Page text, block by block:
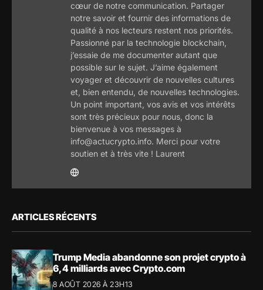
cœur de notre communication. Partager
notre savoir et fournir des informations de
qualité à nos lecteurs restent nos priorités.
Passionné par la technologie blockchain,
j’essaie de me documenter autant que
possible sur le sujet. J’aime également
voyager et découvrir de nouvelles cultures
et, bien entendu, de nouvelles technologies.
Un point important, vos avis et vos intérêts
sont très précieux pour nous, donc la
bienvenue à vos messages à
info@actucrypto.info. Merci pour votre
soutien et à très vite ! Laurent
ARTICLES RÉCENTS
Trump Media abandonne son projet crypto à
6,4 milliards avec Crypto.com
8 AOÛT 2026 À 23H13